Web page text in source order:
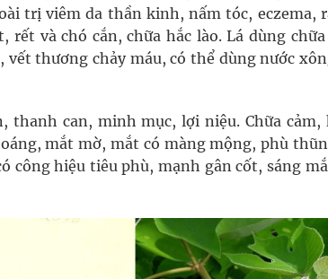
trị viêm da thần kinh, nấm tóc, eczema,
rết và chó cắn, chữa hắc lào. Lá dùng
thư­ơng chảy máu, có thể dùng n­ước
thanh can, minh mục, lợi niệu. Chữa
mắt mờ, mắt có màng mộng, phù
công hiệu tiê­u phù, mạnh gân cốt, sáng